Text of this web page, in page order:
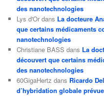
des nanotechnologies
Lys d'Or dans La docteure
que certains médicaments
nanotechnologies
Christiane BASS dans La
découvert que certains
des nanotechnologies
60GigaHertz dans Ricardo
d’hybridation globale